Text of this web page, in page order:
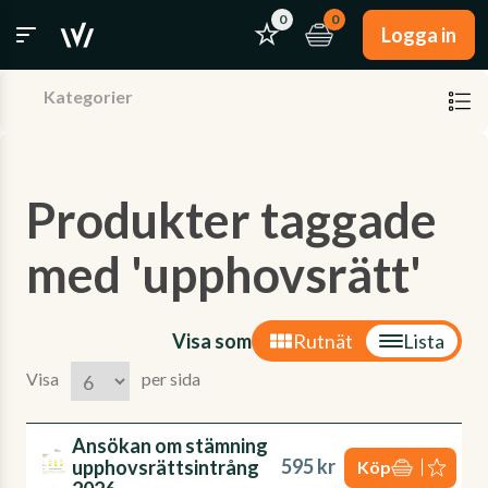
0 0
Logga in
Kategorier
Produkter taggade
med 'upphovsrätt'
Visa som Rutnät Lista
Visa per sida
Ansökan om stämning
upphovsrättsintrång
595 kr Köp